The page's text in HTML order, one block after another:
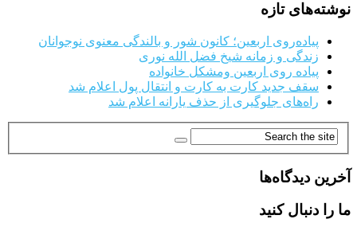
نوشته‌های تازه
پیاده‌روی اربعین؛ کانون شور و بالندگی معنوی نوجوانان
زندگی و زمانه شیخ فضل الله نوری
پیاده روی اربعین ومشکل خانواده
سقف جدید کارت به کارت و انتقال پول اعلام شد
راه‌های جلوگیری از حذف یارانه اعلام شد
آخرین دیدگاه‌ها
ما را دنبال کنید